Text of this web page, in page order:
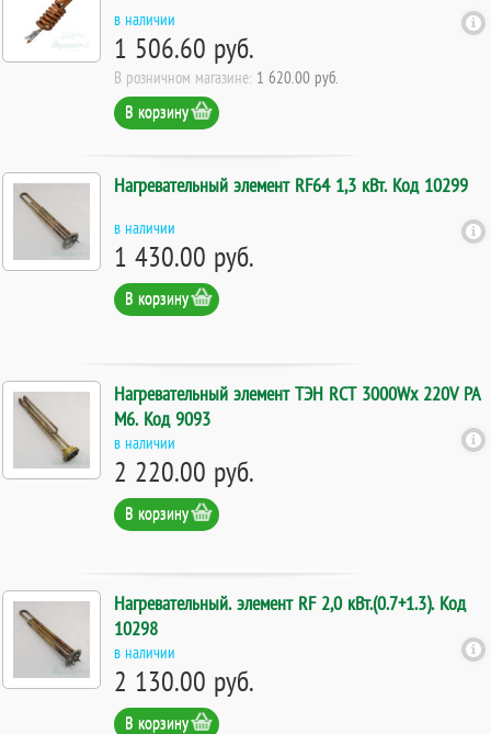
в наличии
1 506.60 руб.
В розничном магазине: 1 620.00 руб.
В корзину
Нагревательный элемент RF64 1,3 кВт. Код 10299
в наличии
1 430.00 руб.
В корзину
Нагревательный элемент ТЭН RCT 3000Wх 220V РА
М6. Код 9093
в наличии
2 220.00 руб.
В корзину
Нагревательный. элемент RF 2,0 кВт.(0.7+1.3). Код
10298
в наличии
2 130.00 руб.
В корзину